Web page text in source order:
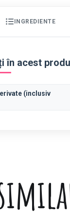
INGREDIENTE
în acest
(inclusiv